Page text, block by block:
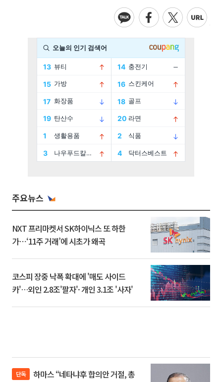
주요뉴스
NXT 프리마켓서 SK하이닉스 또 하한
가⋯‘11주 거래’에 시초가 왜곡
코스피 장중 낙폭 확대에 '매도 사이드
카'…외인 2.8조'팔자'· 개인 3.1조 '사자'
단독